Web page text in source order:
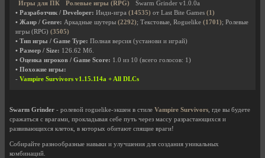
Игры для ПК
Ролевые игры (RPG)
Swarm Grinder v1.0.0a
• Разработчик / Developer: Инди-игра (14535) от Last Bite Games (1)
• Жанр / Genre: Аркадные шутеры (2292); Текстовые, Roguelike (1701); Ролевые
игры (RPG) (3505)
• Тип игры / Game Type: Полная версия (установи и играй)
• Размер / Size: 126.62 Мб.
• Оценка игроков / Game Score: 1.0 из 10 (всего голосов: 1)
• Похожие игры:
- Vampire Survivors v1.15.114a + All DLCs
Swarm Grinder - ролевой roguelike-экшен в стиле Vampire Survivors, где вы будете
сражаться с врагами, прокладывая себе путь через массу разрастающихся и
развивающихся клеток, в которых обитают спящие враги!
Собирайте разнообразные навыки и улучшения для создания уникальных
комбинаций.